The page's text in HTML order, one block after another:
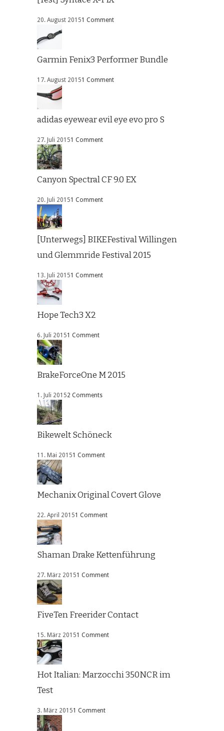
20. August 20151 Comment
Garmin Fenix3 Performer Bundle
17. August 20151 Comment
adidas eyewear evil eye evo pro S
27. Juli 20151 Comment
Canyon Spectral CF 9.0 EX
20. Juli 20151 Comment
[Unterwegs] BIKEFestival Willingen
und Glemmride Festival 2015
13. Juli 20151 Comment
Hope Tech3 X2
6. Juli 20151 Comment
BrakeForceOne M 2015
1. Juli 20152 Comments
Bikewelt Schöneck
11. Mai 20151 Comment
Mechanix Original Covert Glove
22. April 20151 Comment
Shaman Drake Kettenführung
27. März 20151 Comment
FiveTen Freerider Contact
15. März 20151 Comment
Hot Italian: Marzocchi 350NCR im
Test
3. März 20151 Comment